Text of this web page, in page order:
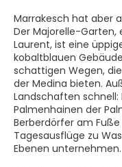
Marrakesch hat aber
Der Majorelle-Garten,
Laurent, ist eine
kobaltblauen
schattigen Wegen,
der Medina bieten.
Landschaften schnell:
Palmenhainen der
Berberdörfer am
Tagesausflüge zu
Ebenen unternehmen.